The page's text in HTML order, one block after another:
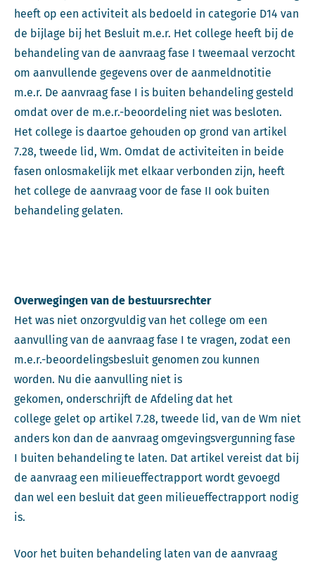
heeft op een activiteit als bedoeld in categorie D14 van
de bijlage bij het Besluit m.e.r. Het college heeft bij de
behandeling van de aanvraag fase I tweemaal verzocht
om aanvullende gegevens over de aanmeldnotitie
m.e.r. De aanvraag fase I is buiten behandeling gesteld
omdat over de m.e.r.-beoordeling niet was besloten.
Het college is daartoe gehouden op grond van artikel
7.28, tweede lid, Wm. Omdat de activiteiten in beide
fasen onlosmakelijk met elkaar verbonden zijn, heeft
het college de aanvraag voor de fase II ook buiten
behandeling gelaten.
Overwegingen van de bestuursrechter
Het was niet onzorgvuldig van het college om een
aanvulling van de aanvraag fase I te vragen, zodat een
m.e.r.-beoordelingsbesluit genomen zou kunnen
worden. Nu die aanvulling niet is
gekomen, onderschrijft de Afdeling dat het
college gelet op artikel 7.28, tweede lid, van de Wm niet
anders kon dan de aanvraag omgevingsvergunning fase
I buiten behandeling te laten. Dat artikel vereist dat bij
de aanvraag een milieueffectrapport wordt gevoegd
dan wel een besluit dat geen milieueffectrapport nodig
is.
Voor het buiten behandeling laten van de aanvraag